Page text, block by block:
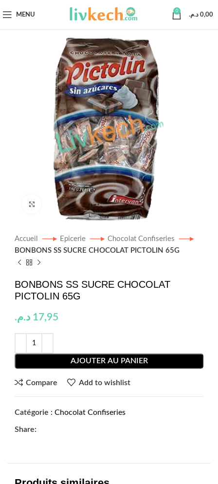
MENU
0
0,00 د.م.
Click to enlarge
Accueil Epicerie
Chocolat Confiseries
BONBONS SS SUCRE CHOCOLAT PICTOLIN 65G
BONBONS SS SUCRE CHOCOLAT
PICTOLIN 65G
17,95 د.م.
AJOUTER AU PANIER
Compare Add to wishlist
Catégorie : Chocolat Confiseries
Share: